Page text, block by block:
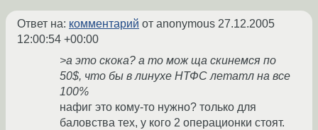
Ответ на: комментарий от anonymous 27.12.2005
12:00:54 +00:00
>а это скока? а то мож ща скинемся по
50$, что бы в линухе НТФС летатл на все
100%
нафиг это кому-то нужно? только для
баловства тех, у кого 2 операционки стоят.